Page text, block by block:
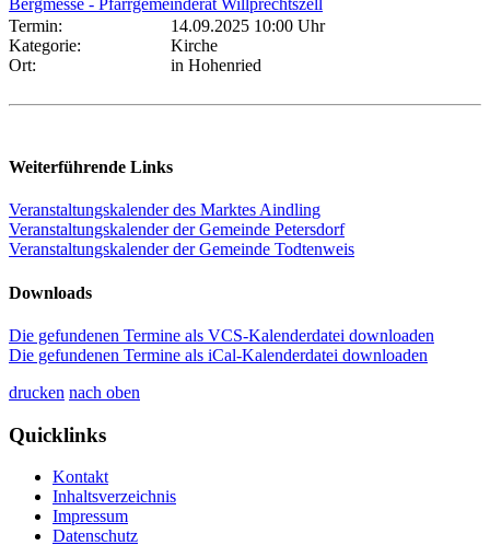
Bergmesse - Pfarrgemeinderat Willprechtszell
Termin:
14.09.2025 10:00 Uhr
Kategorie:
Kirche
Ort:
in Hohenried
Weiterführende Links
Veranstaltungskalender des Marktes Aindling
Veranstaltungskalender der Gemeinde Petersdorf
Veranstaltungskalender der Gemeinde Todtenweis
Downloads
Die gefundenen Termine als VCS-Kalenderdatei downloaden
Die gefundenen Termine als iCal-Kalenderdatei downloaden
drucken nach oben
Quicklinks
Kontakt
Inhaltsverzeichnis
Impressum
Datenschutz